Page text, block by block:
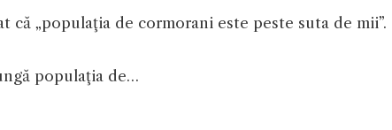
„populaţia de cormorani este peste suta de mii”.
populaţia de…